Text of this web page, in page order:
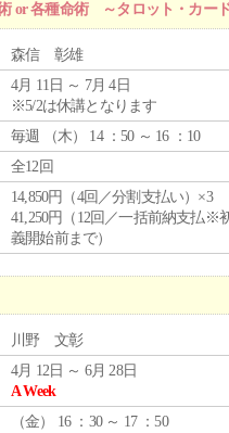
or 各種命術 ～タロット・カー
森信 彰雄
4月 11日 ～ 7月 4日
※5/2は休講となります
毎週 （木） 14 ：50 ～ 16 ：10
全12回
14,850円（4回／分割支払い）×3
41,250円（12回／一括前納支払※
義開始前まで）
川野 文彰
4月 12日 ～ 6月 28日
A Week
（金） 16 ：30 ～ 17 ：50